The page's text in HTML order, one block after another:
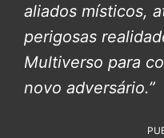
aliados místicos,
perigosas
Multiverso para
novo adversário.”